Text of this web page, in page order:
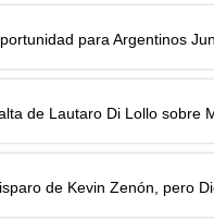
para Argentinos
de Lautaro Di Lollo sobre
de Kevin Zenón, pero